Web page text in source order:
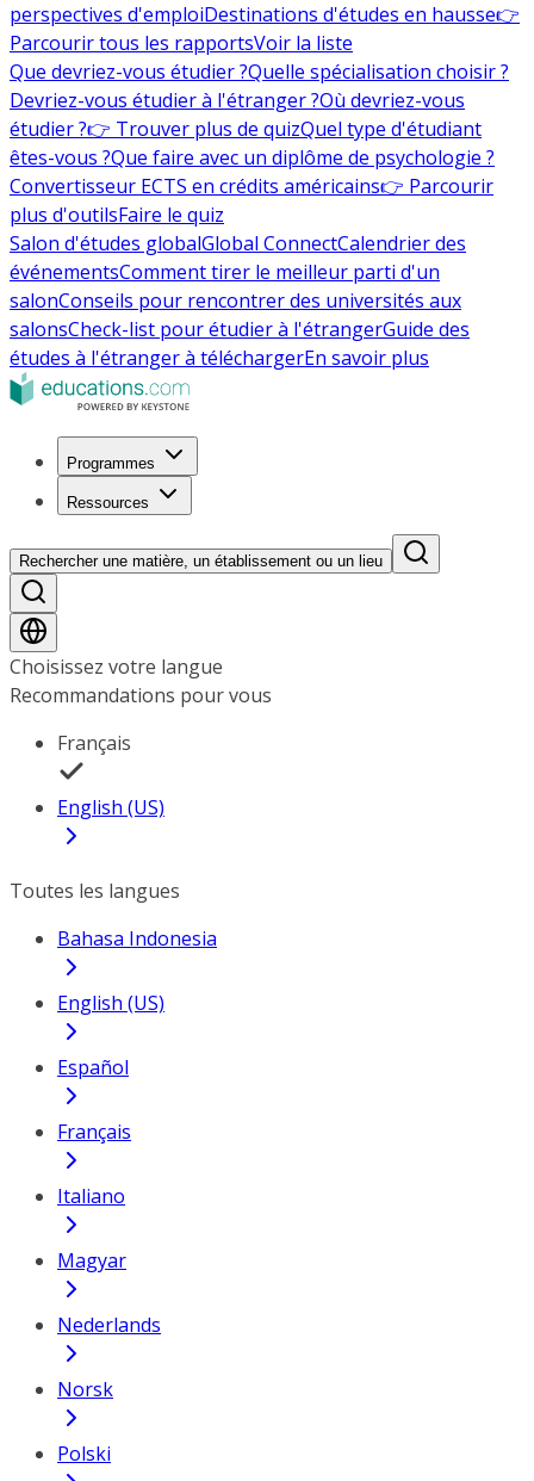
perspectives d'emploiDestinations d'études en hausse👉
Parcourir tous les rapportsVoir la liste
Que devriez-vous étudier ?Quelle spécialisation choisir ?
Devriez-vous étudier à l'étranger ?Où devriez-vous
étudier ?👉 Trouver plus de quizQuel type d'étudiant
êtes-vous ?Que faire avec un diplôme de psychologie ?
Convertisseur ECTS en crédits américains👉 Parcourir
plus d'outilsFaire le quiz
Salon d'études globalGlobal ConnectCalendrier des
événementsComment tirer le meilleur parti d'un
salonConseils pour rencontrer des universités aux
salonsCheck-list pour étudier à l'étrangerGuide des
études à l'étranger à téléchargerEn savoir plus
Programmes
Ressources
Rechercher une matière, un établissement ou un lieu
Choisissez votre langue
Recommandations pour vous
Français
English (US)
Toutes les langues
Bahasa Indonesia
English (US)
Español
Français
Italiano
Magyar
Nederlands
Norsk
Polski